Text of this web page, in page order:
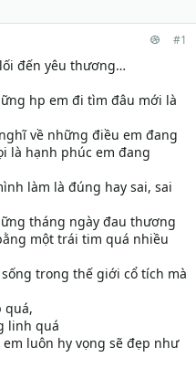
#1
đến yêu thương…​
hp em đi tìm đâu mới là
về những điều em đang
là hạnh phúc em đang
làm là đúng hay sai, sai
tháng ngày đau thương
một trái tim quá nhiều
trong thế giới cổ tích mà
quá,
linh quá
luôn hy vọng sẽ đẹp như